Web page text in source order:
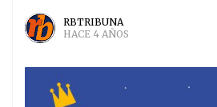
RBTRIBUNA
HACE 4 AÑOS